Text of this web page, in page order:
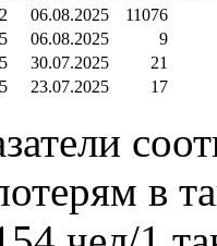
06.08.2025
11076
06.08.2025
9
30.07.2025
21
23.07.2025 17
в